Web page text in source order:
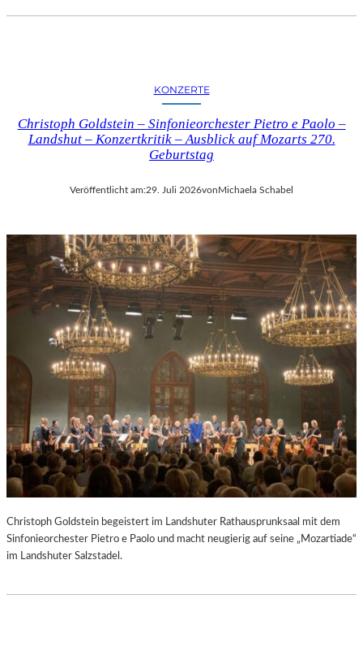
KONZERTE
Christoph Goldstein – Sinfonieorchester Pietro e Paolo –
Landshut – Konzertkritik – Ausblick auf Mozarts 270.
Geburtstag
Veröffentlicht am:29. Juli 2026von Michaela Schabel
Christoph Goldstein begeistert im Landshuter Rathausprunksaal mit dem
Sinfonieorchester Pietro e Paolo und macht neugierig auf seine „Mozartiade“
im Landshuter Salzstadel.